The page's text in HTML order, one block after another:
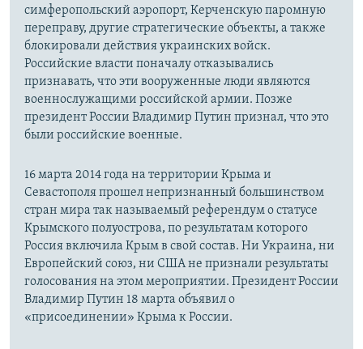
симферопольский аэропорт, Керченскую паромную
переправу, другие стратегические объекты, а также
блокировали действия украинских войск.
Российские власти поначалу отказывались
признавать, что эти вооруженные люди являются
военнослужащими российской армии. Позже
президент России Владимир Путин признал, что это
были российские военные.
16 марта 2014 года на территории Крыма и
Севастополя прошел непризнанный большинством
стран мира так называемый референдум о статусе
Крымского полуострова, по результатам которого
Россия включила Крым в свой состав. Ни Украина, ни
Европейский союз, ни США не признали результаты
голосования на этом мероприятии. Президент России
Владимир Путин 18 марта объявил о
«присоединении» Крыма к России.